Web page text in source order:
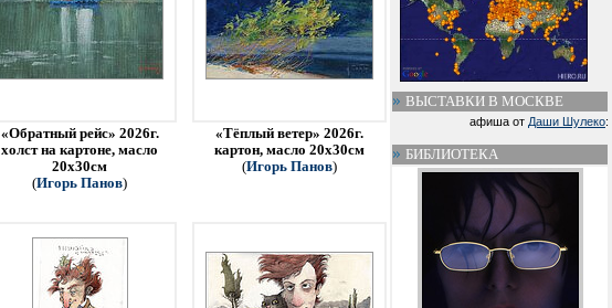
«Обратный рейс» 2026г.
холст на картоне, масло
20х30см
(Игорь Панов)
«Тёплый ветер» 2026г.
картон, масло 20х30см
(Игорь Панов)
ВЫСТАВКИ В МОСКВЕ
афиша от Даши Шулеко:
БИБЛИОТЕКА